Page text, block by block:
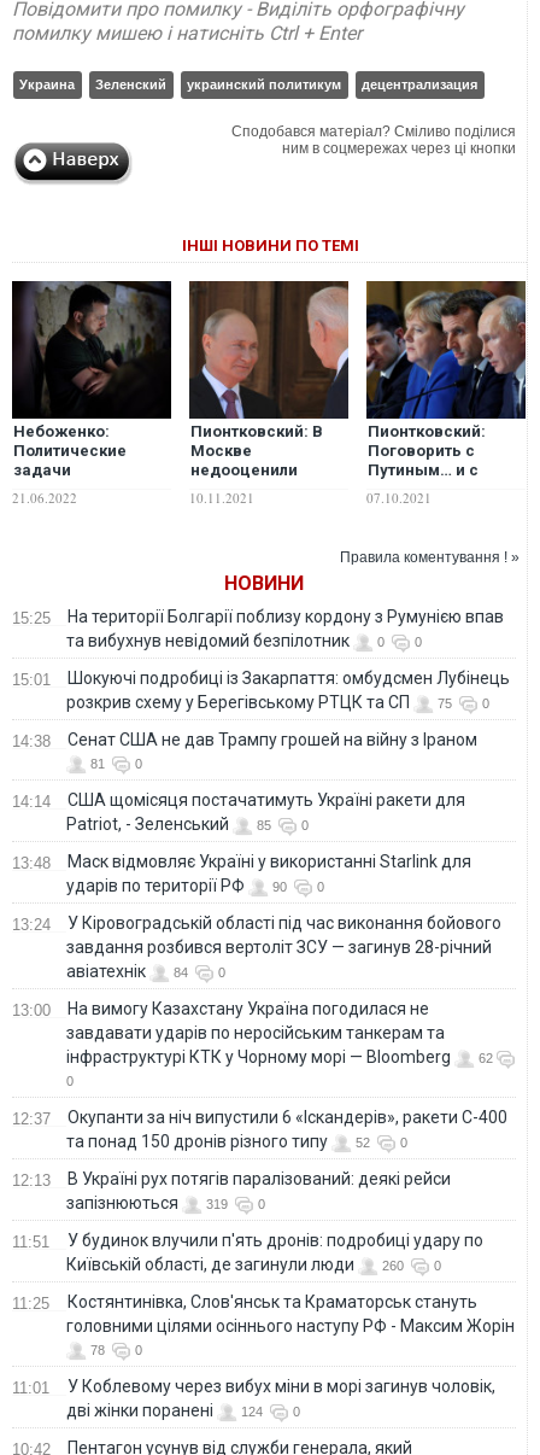
Повідомити про помилку - Виділіть орфографічну
помилку мишею і натисніть Ctrl + Enter
Украина Зеленский украинский политикум децентрализация
Сподобався матеріал? Сміливо поділися
ним в соцмережах через ці кнопки
ІНШІ НОВИНИ ПО ТЕМІ
Небоженко:
Политические
задачи
послевоенной
Украины
21.06.2022
Пионтковский: В
Москве
недооценили
изменения,
происшедшие в
10.11.2021
Пионтковский:
Поговорить с
Путиным… и с
Меркель
07.10.2021
Правила коментування ! »
НОВИНИ
15:25
На території Болгарії поблизу кордону з Румунією впав
та вибухнув невідомий безпілотник
0 0
15:01
Шокуючі подробиці із Закарпаття: омбудсмен Лубінець
розкрив схему у Берегівському РТЦК та СП
75 0
14:38 Сенат США не дав Трампу грошей на війну з Іраном
81 0
14:14
США щомісяця постачатимуть Україні ракети для
Patriot, - Зеленський
85 0
13:48
Маск відмовляє Україні у використанні Starlink для
ударів по території РФ
90 0
13:24
У Кіровоградській області під час виконання бойового
завдання розбився вертоліт ЗСУ — загинув 28-річний
авіатехнік
84 0
13:00
На вимогу Казахстану Україна погодилася не
завдавати ударів по неросійським танкерам та
інфраструктурі КТК у Чорному морі — Bloomberg
62
0
12:37
Окупанти за ніч випустили 6 «Іскандерів», ракети С-400
та понад 150 дронів різного типу
52 0
12:13
В Україні рух потягів паралізований: деякі рейси
запізнюються
319 0
11:51
У будинок влучили п'ять дронів: подробиці удару по
Київській області, де загинули люди
260 0
11:25
Костянтинівка, Слов'янськ та Краматорськ стануть
головними цілями осіннього наступу РФ - Максим Жорін
78 0
11:01
У Коблевому через вибух міни в морі загинув чоловік,
дві жінки поранені
124 0
10:42 Пентагон усунув від служби генерала, який